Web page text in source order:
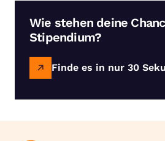
Wie stehen deine
Stipendium?
Finde es in nur 30